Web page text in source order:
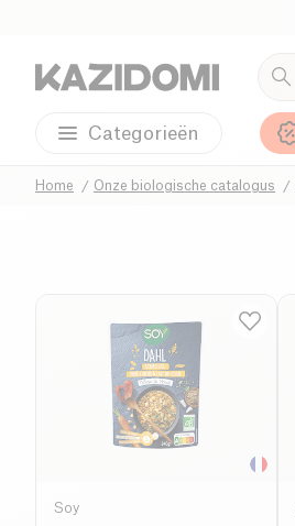
Categorieën
Home Onze biologische catalogus
Soy